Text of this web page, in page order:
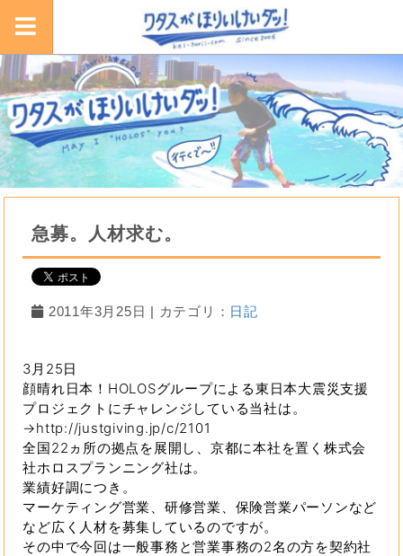
急募。人材求む。
2011年3月25日 | カテゴリ： 日記
3月25日
顔晴れ日本！HOLOSグループによる東日本大震災支援
プロジェクトにチャレンジしている当社は。
→http://justgiving.jp/c/2101
全国22ヵ所の拠点を展開し、京都に本社を置く株式会
社ホロスプランニング社は。
業績好調につき。
マーケティング営業、研修営業、保険営業パーソンなど
など広く人材を募集しているのですが。
その中で今回は一般事務と営業事務の2名の方を契約社